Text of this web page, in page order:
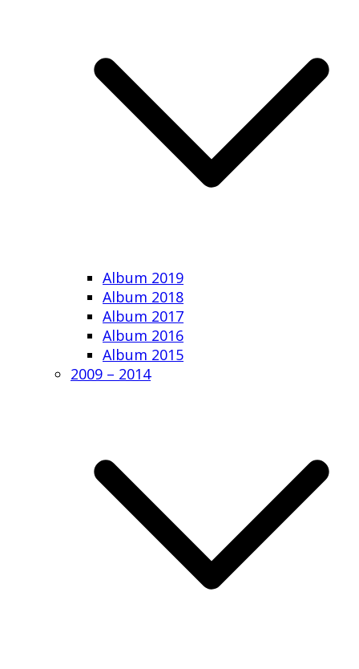
Album 2019
Album 2018
Album 2017
Album 2016
Album 2015
2009 – 2014